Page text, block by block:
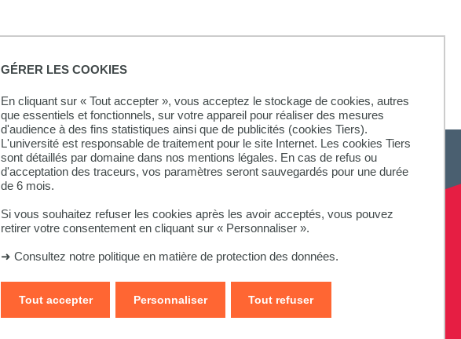
GÉRER LES COOKIES
En cliquant sur « Tout accepter », vous acceptez le stockage de cookies, autres
que essentiels et fonctionnels, sur votre appareil pour réaliser des mesures
d'audience à des fins statistiques ainsi que de publicités (cookies Tiers).
L'université est responsable de traitement pour le site Internet. Les cookies Tiers
sont détaillés par domaine dans nos mentions légales. En cas de refus ou
d'acceptation des traceurs, vos paramètres seront sauvegardés pour une durée
de 6 mois.
Si vous souhaitez refuser les cookies après les avoir acceptés, vous pouvez
retirer votre consentement en cliquant sur « Personnaliser ».
➜ Consultez notre politique en matière de protection des données.
Tout accepter Tout refuser
Personnaliser